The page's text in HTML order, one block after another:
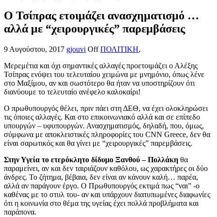
Ο Τσίπρας ετοιμάζει ανασχηματισμό …
αλλά με “χειρουργικές” παρεμβάσεις
9 Αυγούστου, 2017 gjouvi Off ΠΟΛΙΤΙΚΗ,
Μερεμέτια και όχι σημαντικές αλλαγές προετοιμάζει ο Αλέξης
Τσίπρας ενόψει του τελευταίου χειμώνα με μνημόνιο, όπως λένε
στο Μαξίμου, αν και σωστότερο θα ήταν να υποστηρίζουν ότι
διανύουμε το τελευταίο ανέφελο καλοκαίρι!
Ο πρωθυπουργός θέλει, πριν πάει στη ΔΕΘ, να έχει ολοκληρώσει
τις όποιες αλλαγές. Και στο επικοινωνιακό αλλά και σε επίπεδο
υπουργών – υφυπουργών. Ανασχηματισμός, δηλαδή, που, όμως,
σύμφωνα με αποκλειστικές πληροφορίες του CNN Greece, δεν θα
είναι σαρωτικός και θα γίνει με “χειρουργικές” παρεμβάσεις.
Στην Υγεία το ετερόκλητο δίδυμο Ξανθού – Πολλάκη θα
παραμείνει, αν και δεν ταιριάζουν καθόλου, ως χαρακτήρες οι δύο
άνδρες. Το ζήτημα, βέβαια, δεν είναι αν κάνουν καλή… παρέα,
αλλά αν παράγουν έργο. Ο Πρωθυπουργός εκτιμά πως “ναι” -ο
καθένας με το στυλ του- αν και υπάρχουν διατυπωμένες διαφωνίες
ότι η κοινωνία στο θέμα της υγείας έχει πολλά προβλήματα και
παράπονα.